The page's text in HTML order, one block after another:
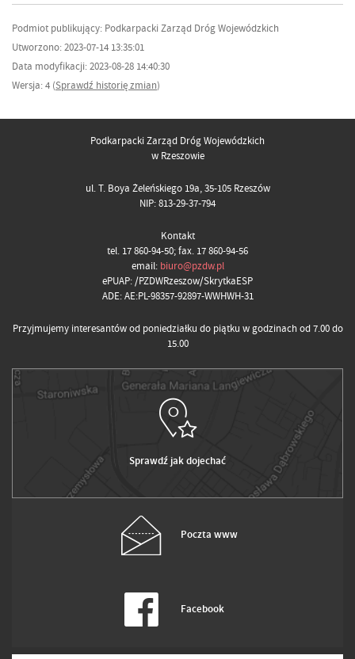
Podmiot publikujący: Podkarpacki Zarząd Dróg Wojewódzkich
Utworzono: 2023-07-14 13:35:01
Data modyfikacji: 2023-08-28 14:40:30
Wersja: 4 (Sprawdź historię zmian)
Podkarpacki Zarząd Dróg Wojewódzkich
w Rzeszowie
ul. T. Boya Żeleńskiego 19a, 35-105 Rzeszów
NIP: 813-29-37-794
Kontakt
tel. 17 860-94-50; fax. 17 860-94-56
email: biuro@pzdw.pl
ePUAP: /PZDWRzeszow/SkrytkaESP
ADE: AE:PL-98357-92897-WWHWH-31
Przyjmujemy interesantów od poniedziałku do piątku w godzinach od 7.00 do
15.00
Sprawdź jak dojechać
Poczta www
Facebook